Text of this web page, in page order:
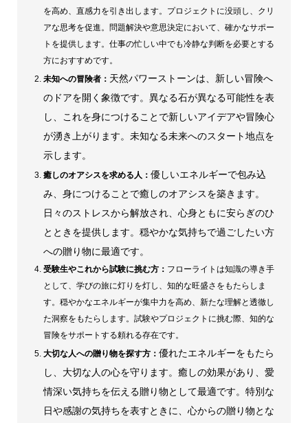
を高め、直感力を引き出します。プロジェクトに没頭し、クリ
アな思考を促進。問題解決や意思決定において、確かなサポー
トを提供します。仕事の忙しい中でも冷静な判断を必要とする
方におすすめです。
未知への冒険者： 天然パワーストーンは、新しい冒険へ
のドアを開く象徴です。異なる石が異なる可能性を表
し、これを身につけることで新しいアイデアや冒険心
が湧き上がります。未知なる未来へのスタート地点を
示します。
癒しのオアシスを求める人： 優しいエネルギーで包み込
み、身につけることで癒しのオアシスを築きます。
日々のストレスから解放され、心身ともに安らぎのひ
とときを提供します。穏やかな気持ちで過ごしたい方
への贈り物に最適です。
受験生やこれから試験に挑む方： フローライトは知識の導き手
として、学びの旅に灯りを灯し、知的な旺盛さをもたらしま
す。穏やかなエネルギーが集中力を高め、新たな理解と透徹し
た洞察をもたらします。試験やプロジェクトに挑む際、知的な
冒険をサポートする頼れる存在です。
大切な人への贈り物を探す方： 優れたエネルギーをもたら
し、大切な人の心を守ります。癒しの効果があり、愛
情深い気持ちを伝える贈り物として最適です。特別な
日や感謝の気持ちを表すときに、心からの贈り物とな